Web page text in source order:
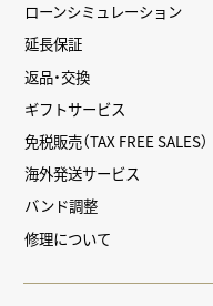
ローンシミュレーション
延長保証
返品・交換
ギフトサービス
免税販売（TAX FREE SALES）
海外発送サービス
バンド調整
修理について